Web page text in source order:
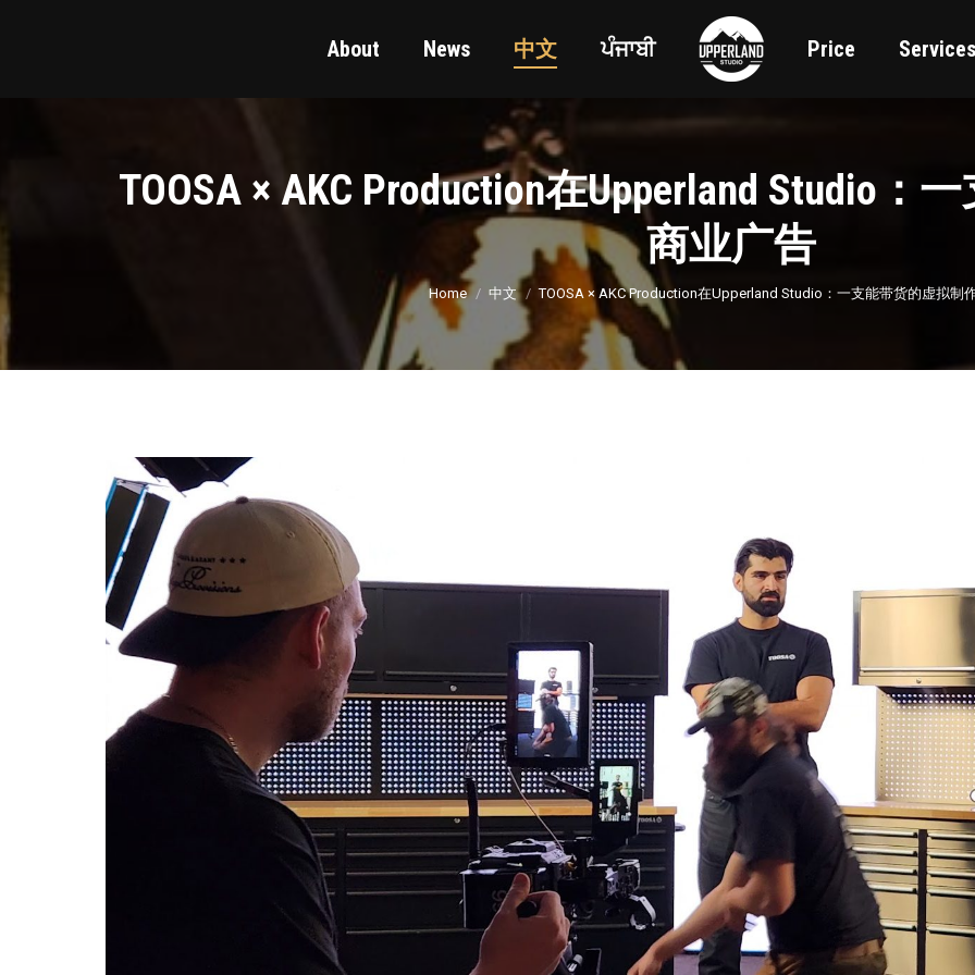
About News 中文 ਪੰਜਾਬੀ Price Services
TOOSA × AKC Production在Upperland Studio：
商业广告
You are here:
Home 中文 TOOSA × AKC Production在Upperland Studio：一支能带货的虚拟制